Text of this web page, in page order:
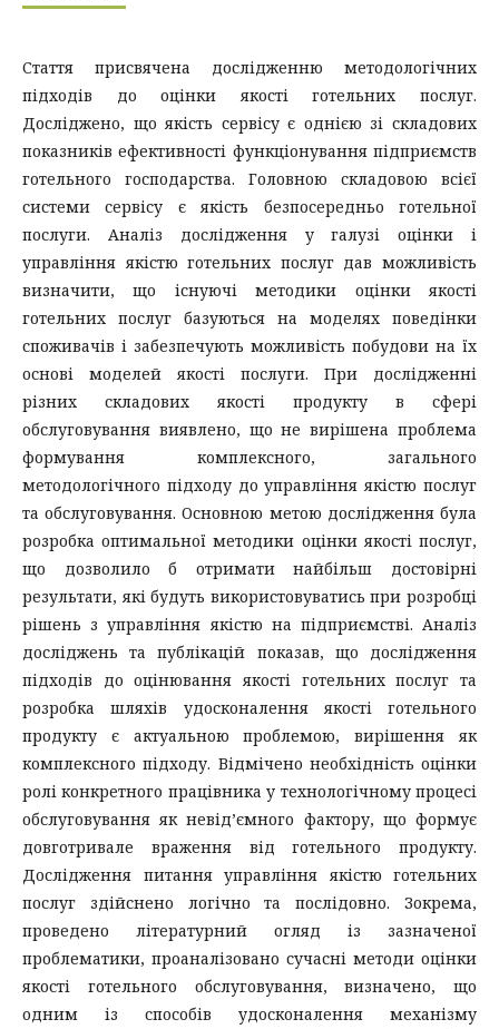
Стаття присвячена дослідженню методологічних
підходів до оцінки якості готельних послуг.
Досліджено, що якість сервісу є однією зі складових
показників ефективності функціонування підприємств
готельного господарства. Головною складовою всієї
системи сервісу є якість безпосередньо готельної
послуги. Аналіз дослідження у галузі оцінки і
управління якістю готельних послуг дав можливість
визначити, що існуючі методики оцінки якості
готельних послуг базуються на моделях поведінки
споживачів і забезпечують можливість побудови на їх
основі моделей якості послуги. При дослідженні
різних складових якості продукту в сфері
обслуговування виявлено, що не вирішена проблема
формування комплексного, загального
методологічного підходу до управління якістю послуг
та обслуговування. Основною метою дослідження була
розробка оптимальної методики оцінки якості послуг,
що дозволило б отримати найбільш достовірні
результати, які будуть використовуватись при розробці
рішень з управління якістю на підприємстві. Аналіз
досліджень та публікацій показав, що дослідження
підходів до оцінювання якості готельних послуг та
розробка шляхів удосконалення якості готельного
продукту є актуальною проблемою, вирішення як
комплексного підходу. Відмічено необхідність оцінки
ролі конкретного працівника у технологічному процесі
обслуговування як невід’ємного фактору, що формує
довготривале враження від готельного продукту.
Дослідження питання управління якістю готельних
послуг здійснено логічно та послідовно. Зокрема,
проведено літературний огляд із зазначеної
проблематики, проаналізовано сучасні методи оцінки
якості готельного обслуговування, визначено, що
одним із способів удосконалення механізму